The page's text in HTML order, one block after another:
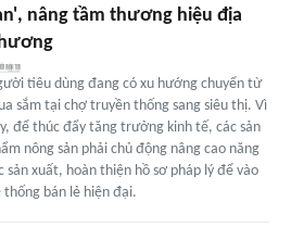
nâng tầm thương hiệu địa
tiêu dùng đang có xu hướng chuyển từ
sắm tại chợ truyền thống sang siêu thị. Vì
để thúc đẩy tăng trưởng kinh tế, các sản
nông sản phải chủ động nâng cao năng
sản xuất, hoàn thiện hồ sơ pháp lý để vào
thống bán lẻ hiện đại.